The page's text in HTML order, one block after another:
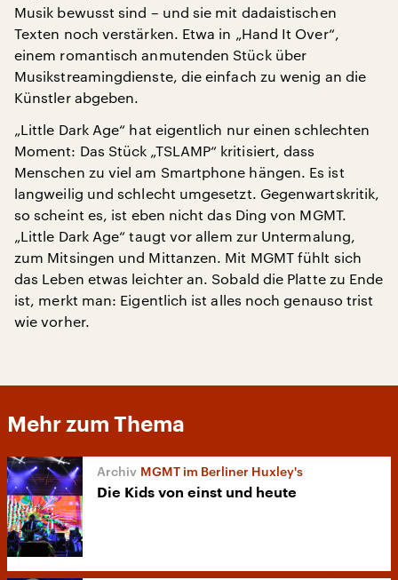
Musik bewusst sind – und sie mit dadaistischen
Texten noch verstärken. Etwa in „Hand It Over“,
einem romantisch anmutenden Stück über
Musikstreamingdienste, die einfach zu wenig an die
Künstler abgeben.
„Little Dark Age“ hat eigentlich nur einen schlechten
Moment: Das Stück „TSLAMP“ kritisiert, dass
Menschen zu viel am Smartphone hängen. Es ist
langweilig und schlecht umgesetzt. Gegenwartskritik,
so scheint es, ist eben nicht das Ding von MGMT.
„Little Dark Age“ taugt vor allem zur Untermalung,
zum Mitsingen und Mittanzen. Mit MGMT fühlt sich
das Leben etwas leichter an. Sobald die Platte zu Ende
ist, merkt man: Eigentlich ist alles noch genauso trist
wie vorher.
Mehr zum Thema
MGMT im Berliner Huxley's
Die Kids von einst und heute